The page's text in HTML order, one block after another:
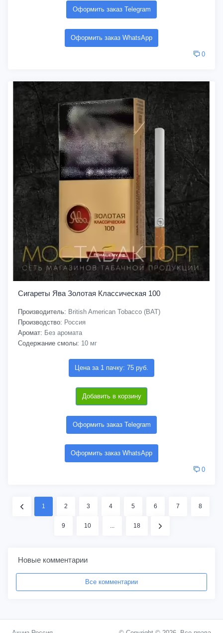
Оформить заказ Telegram
Оформить заказ WhatsApp
0
Сигареты Ява Золотая Классическая 100
Производитель: British American Tobacco (BAT)
Производство: Россия
Аромат: Без аромата
Содержание смолы: 10 мг
Цена за 1 пачку: 75 руб.
Добавить в корзину
Оформить заказ Telegram
Оформить заказ WhatsApp
0
1 2 3 4 5 6 7 8
9 10 ... 18
Новые комментарии
Все комментарии